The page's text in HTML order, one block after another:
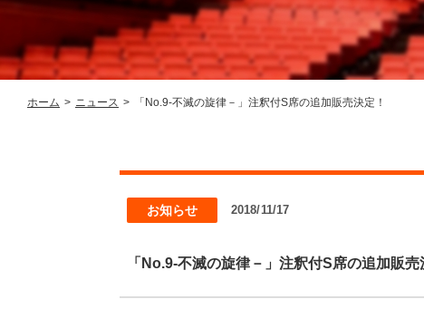
ホーム > ニュース > 「No.9-不滅の旋律－」注釈付S席の追加販売決定！
お知らせ 2018/11/17
「No.9-不滅の旋律－」注釈付S席の追加販売